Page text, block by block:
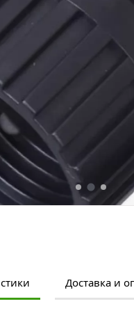
Доставка и